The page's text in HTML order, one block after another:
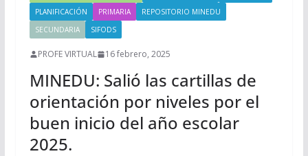
PLANIFICACIÓN
PRIMARIA
REPOSITORIO MINEDU
SECUNDARIA
SIFODS
PROFE VIRTUAL 16 febrero, 2025
MINEDU: Salió las cartillas de
orientación por niveles por el
buen inicio del año escolar
2025.